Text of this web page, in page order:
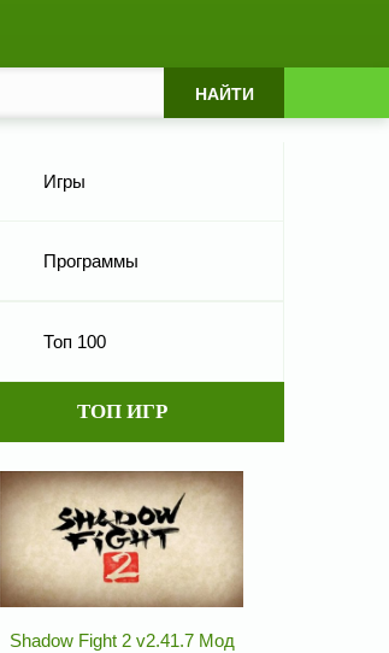
Игры
Программы
Топ 100
ТОП ИГР
Shadow Fight 2 v2.41.7 Мод